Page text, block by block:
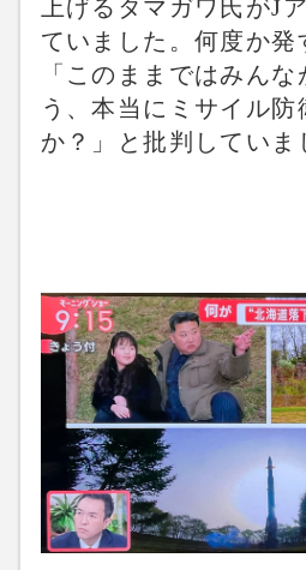
上げるタマガワ氏がJ
ていました。何度か発
「このままではみんな
う、本当にミサイル防
か？」と批判していま